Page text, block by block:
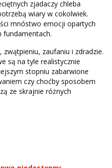
zjadaczy chleba
wiary w cokolwiek.
mnóstwo emocji opartych
fundamentach.
zaufaniu i zdradzie.
są na tyle realistycznie
stopniu zabarwione
czy choćby sposobem
ze skrajnie różnych